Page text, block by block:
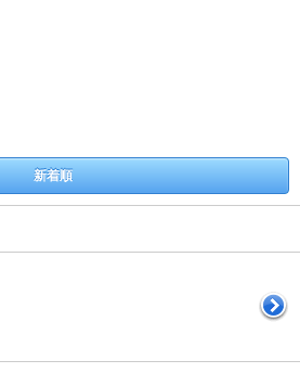
新着順